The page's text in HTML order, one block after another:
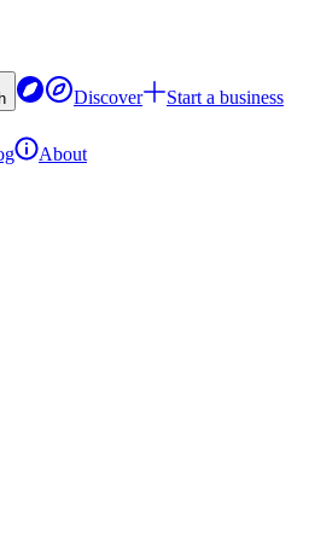
Discover
Start a business
About